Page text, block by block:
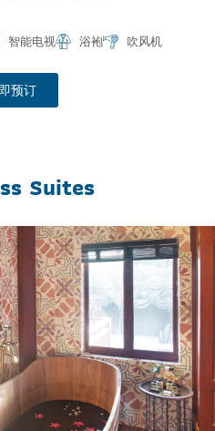
智能电视 浴袍 吹风机
预订
Suites